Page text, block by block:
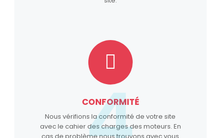
CONFORMITÉ
Nous vérifions la conformité de votre site
avec le cahier des charges des moteurs. En